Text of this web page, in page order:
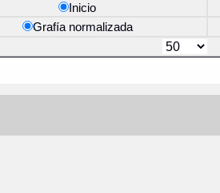
Inicio
Grafía normalizada